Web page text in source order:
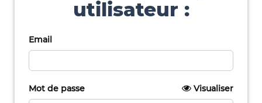
utilisateur :
Email
Mot de passe Visualiser